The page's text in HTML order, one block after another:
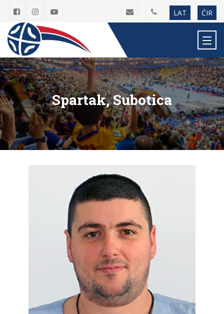
LAT ĆIR
Spartak, Subotica